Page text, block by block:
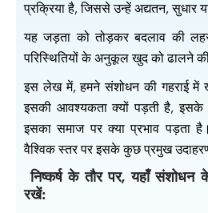
प्रक्रिया है, जिससे उन्हें अद्यतन, सुधार
यह जड़ता को तोड़कर बदलाव की
परिस्थितियों के अनुकूल खुद को ढालने
इस लेख में, हमने संशोधन की गहराई में
इसकी आवश्यकता क्यों पड़ती है, इसके
इसका समाज पर क्या प्रभाव पड़ता
वैश्विक स्तर पर इसके कुछ प्रमुख
निष्कर्ष के तौर पर, यहाँ संशोधन
रखें: